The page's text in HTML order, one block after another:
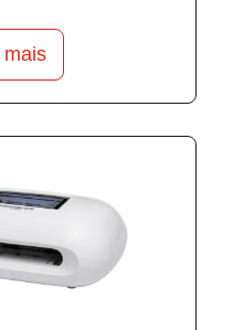
mais